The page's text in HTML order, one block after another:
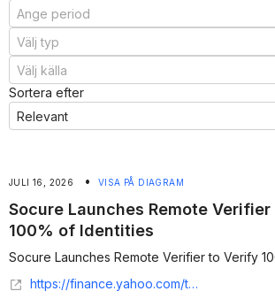
Sortera efter
JULI 16, 2026 • VISA PÅ DIAGRAM
Socure Launches Remote
100% of Identities
Socure Launches Remote Verifier to Verify
https://finance.yahoo.com/technology/ai/articles/socure-launches-remote-verifier-eliminate-130000002.html